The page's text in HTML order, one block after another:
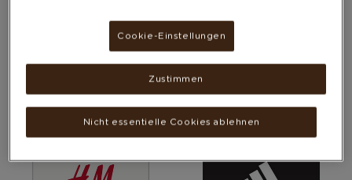
2.700 PUNKTE 4.300 PUNKTE
Cookie-Einstellungen
Nicht essentielle Cookies ablehnen
Zustimmen